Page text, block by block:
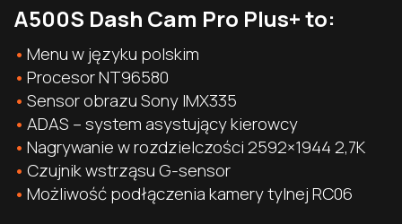
A500S Dash Cam Pro Plus+ to:
Menu w języku polskim
Procesor NT96580
Sensor obrazu Sony IMX335
ADAS – system asystujący kierowcy
Nagrywanie w rozdzielczości 2592×1944 2,7K
Czujnik wstrząsu G-sensor
Możliwość podłączenia kamery tylnej RC06